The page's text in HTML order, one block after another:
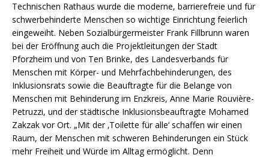
Technischen Rathaus wurde die moderne, barrierefreie und für
schwerbehinderte Menschen so wichtige Einrichtung feierlich
eingeweiht. Neben Sozialbürgermeister Frank Fillbrunn waren
bei der Eröffnung auch die Projektleitungen der Stadt
Pforzheim und von Ten Brinke, des Landesverbands für
Menschen mit Körper- und Mehrfachbehinderungen, des
Inklusionsrats sowie die Beauftragte für die Belange von
Menschen mit Behinderung im Enzkreis, Anne Marie Rouvière-
Petruzzi, und der städtische Inklusionsbeauftragte Mohamed
Zakzak vor Ort. „Mit der ‚Toilette für alle‘ schaffen wir einen
Raum, der Menschen mit schweren Behinderungen ein Stück
mehr Freiheit und Würde im Alltag ermöglicht. Denn